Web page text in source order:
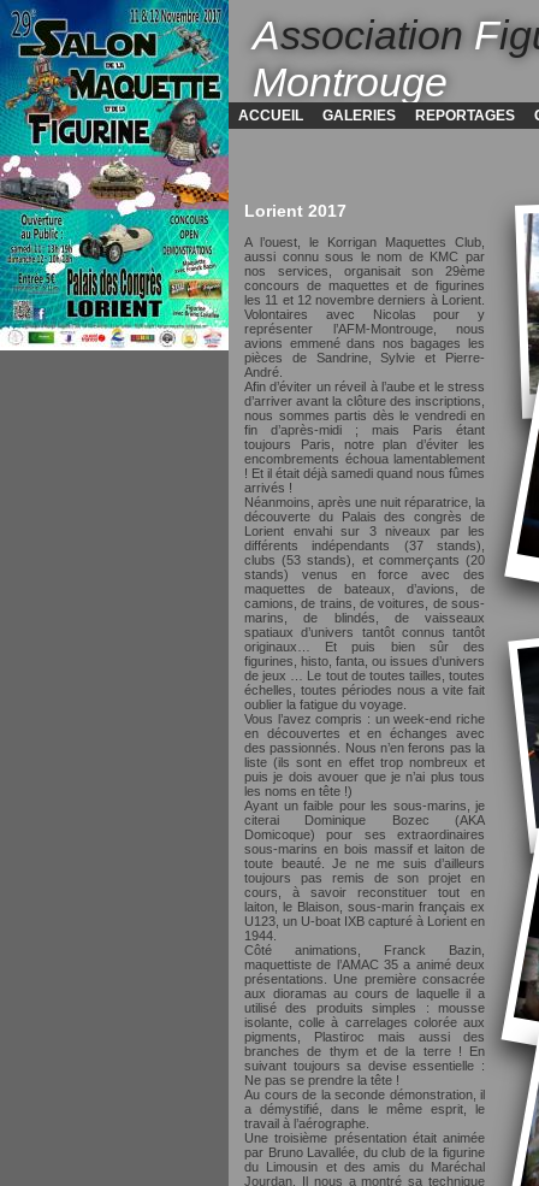
Association F
Montrouge
ACCUEIL GALERIES REPORTAGES
Lorient 2017
A l’ouest, le Korrigan Maquettes Club,
aussi connu sous le nom de KMC par
nos services, organisait son 29ème
concours de maquettes et de figurines
les 11 et 12 novembre derniers à Lorient.
Volontaires avec Nicolas pour y
représenter l’AFM-Montrouge, nous
avions emmené dans nos bagages les
pièces de Sandrine, Sylvie et Pierre-
André.
Afin d’éviter un réveil à l’aube et le stress
d’arriver avant la clôture des inscriptions,
nous sommes partis dès le vendredi en
fin d’après-midi ; mais Paris étant
toujours Paris, notre plan d’éviter les
encombrements échoua lamentablement
! Et il était déjà samedi quand nous fûmes
arrivés !
Néanmoins, après une nuit réparatrice, la
découverte du Palais des congrès de
Lorient envahi sur 3 niveaux par les
différents indépendants (37 stands),
clubs (53 stands), et commerçants (20
stands) venus en force avec des
maquettes de bateaux, d’avions, de
camions, de trains, de voitures, de sous-
marins, de blindés, de vaisseaux
spatiaux d’univers tantôt connus tantôt
originaux… Et puis bien sûr des
figurines, histo, fanta, ou issues d’univers
de jeux … Le tout de toutes tailles, toutes
échelles, toutes périodes nous a vite fait
oublier la fatigue du voyage.
Vous l’avez compris : un week-end riche
en découvertes et en échanges avec
des passionnés. Nous n’en ferons pas la
liste (ils sont en effet trop nombreux et
puis je dois avouer que je n’ai plus tous
les noms en tête !)
Ayant un faible pour les sous-marins, je
citerai Dominique Bozec (AKA
Domicoque) pour ses extraordinaires
sous-marins en bois massif et laiton de
toute beauté. Je ne me suis d’ailleurs
toujours pas remis de son projet en
cours, à savoir reconstituer tout en
laiton, le Blaison, sous-marin français ex
U123, un U-boat IXB capturé à Lorient en
1944.
Côté animations, Franck Bazin,
maquettiste de l’AMAC 35 a animé deux
présentations. Une première consacrée
aux dioramas au cours de laquelle il a
utilisé des produits simples : mousse
isolante, colle à carrelages colorée aux
pigments, Plastiroc mais aussi des
branches de thym et de la terre ! En
suivant toujours sa devise essentielle :
Ne pas se prendre la tête !
Au cours de la seconde démonstration, il
a démystifié, dans le même esprit, le
travail à l’aérographe.
Une troisième présentation était animée
par Bruno Lavallée, du club de la figurine
du Limousin et des amis du Maréchal
Jourdan. Il nous a montré sa technique